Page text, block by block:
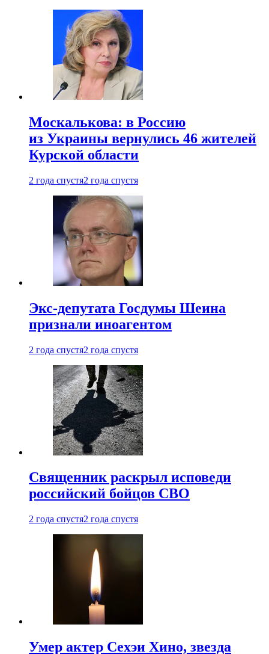
Москалькова: в Россию
из Украины вернулись 46 жителей
Курской области
2 года спустя2 года спустя
Экс-депутата Госдумы Шеина
признали иноагентом
2 года спустя2 года спустя
Священник раскрыл исповеди
российский бойцов СВО
2 года спустя2 года спустя
Умер актер Сехэи Хино, звезда